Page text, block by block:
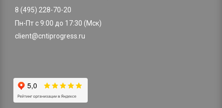
8 (495) 228-70-20
Пн-Пт с 9:00 до 17:30 (Мск)
client@cntiprogress.ru